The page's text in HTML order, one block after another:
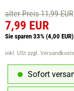
alter Preis 11,99 EUR
7,99 EUR
Sie sparen 33% (4,00 EUR)
inkl. USt zzgl.
Sofort